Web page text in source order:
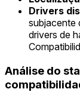
Drivers
subjacente
drivers de
Análise do